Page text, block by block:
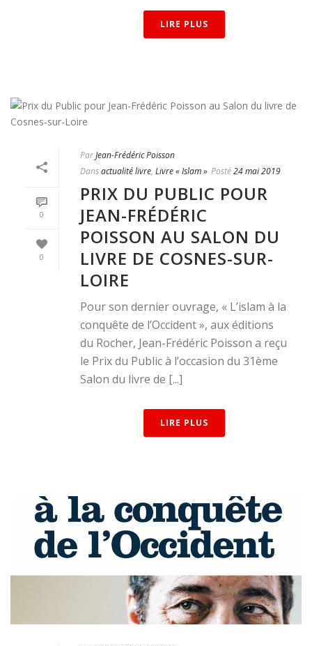
LIRE PLUS
0
0
ParJean-Frédéric Poisson
Dansactualité livre, Livre « Islam » Posté24 mai 2019
PRIX DU PUBLIC POUR
JEAN-FRÉDÉRIC
POISSON AU SALON DU
LIVRE DE COSNES-SUR-
LOIRE
Pour son dernier ouvrage, « L’islam à la
conquête de l’Occident », aux éditions
du Rocher, Jean-Frédéric Poisson a reçu
le Prix du Public à l’occasion du 31ème
Salon du livre de [...]
LIRE PLUS